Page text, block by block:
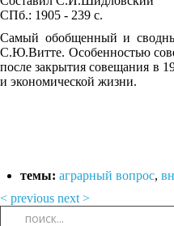
СПб.: 1905 - 239 с.
Самый обобщенный и
С.Ю.Витте. Особенностью
после закрытия совещания в
и экономической жизни.
темы: аграрный вопрос,
< previous next >